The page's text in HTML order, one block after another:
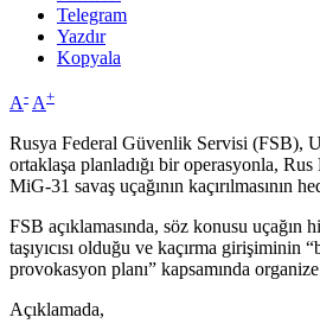
Telegram
Yazdır
Kopyala
A- A+
Rusya Federal Güvenlik Servisi (FSB),
ortaklaşa planladığı bir operasyonla,
MiG-31 savaş uçağının kaçırılmasının
FSB açıklamasında, söz konusu
taşıyıcısı olduğu ve kaçırma girişiminin
provokasyon planı” kapsamında
Açıklamada,